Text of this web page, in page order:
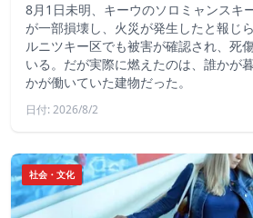
8月1日未明、キーウのソロミャンスキ
が一部損壊し、火災が発生したと報じ
ルニツキー区でも被害が確認され、死
いる。だが実際に燃えたのは、誰かが
かが働いていた建物だった。
日付: 2026/8/2
社会・文化